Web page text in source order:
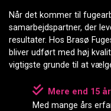
Når det kommer til
samarbejdspartner, der
resultater. Hos Brasø
bliver udført med høj
vigtigste grunde til at
Mere end 15
Med mange års